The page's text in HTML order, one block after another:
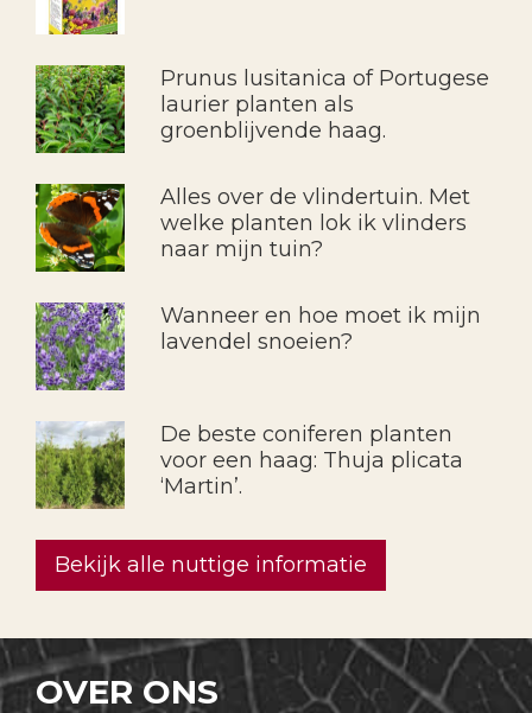
Prunus lusitanica of Portugese
laurier planten als
groenblijvende haag.
Alles over de vlindertuin. Met
welke planten lok ik vlinders
naar mijn tuin?
Wanneer en hoe moet ik mijn
lavendel snoeien?
De beste coniferen planten
voor een haag: Thuja plicata
‘Martin’.
Bekijk alle nuttige informatie
OVER ONS